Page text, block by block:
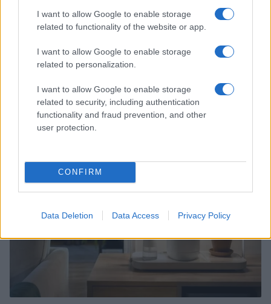
I want to allow Google to enable storage
related to functionality of the website or app.
I want to allow Google to enable storage
related to personalization.
I want to allow Google to enable storage
related to security, including authentication
functionality and fraud prevention, and other
user protection.
CONFIRM
Data Deletion Data Access Privacy Policy
Mostre a Parigi estate 2026: cosa vedere nei musei e
spazi espositivi
Beatrice Bonaventura · 9 Ago 2026